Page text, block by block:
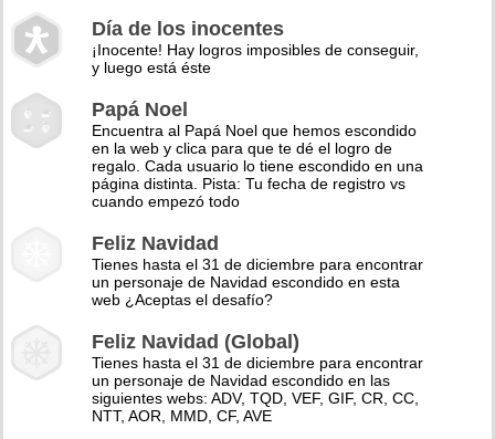
Día de los inocentes
¡Inocente! Hay logros imposibles de conseguir,
y luego está éste
Papá Noel
Encuentra al Papá Noel que hemos escondido
en la web y clica para que te dé el logro de
regalo. Cada usuario lo tiene escondido en una
página distinta. Pista: Tu fecha de registro vs
cuando empezó todo
Feliz Navidad
Tienes hasta el 31 de diciembre para encontrar
un personaje de Navidad escondido en esta
web ¿Aceptas el desafío?
Feliz Navidad (Global)
Tienes hasta el 31 de diciembre para encontrar
un personaje de Navidad escondido en las
siguientes webs: ADV, TQD, VEF, GIF, CR, CC,
NTT, AOR, MMD, CF, AVE